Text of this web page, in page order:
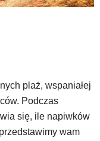
plaż, wspaniałej
Podczas
się, ile napiwków
wam